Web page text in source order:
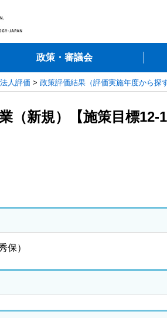
政策・審議会
人評価 > 政策評価結果（評価実施年度から探す
（新規）【施策目標12-1
保）